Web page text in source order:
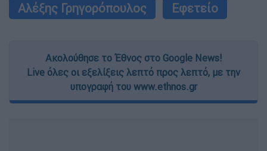
Αλέξης Γρηγορόπουλος
Εφετείο
Ακολούθησε το Έθνος στο Google News!
Live όλες οι εξελίξεις λεπτό προς λεπτό, με την
υπογραφή του www.ethnos.gr